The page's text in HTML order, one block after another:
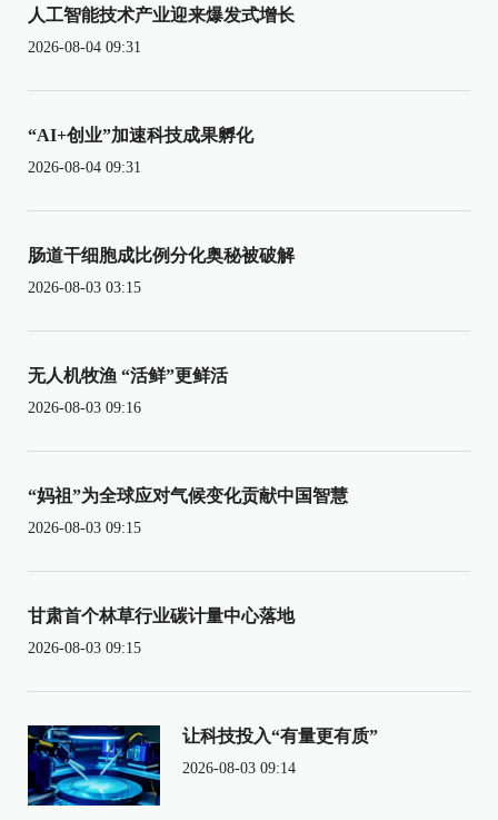
人工智能技术产业迎来爆发式增长
2026-08-04 09:31
“AI+创业”加速科技成果孵化
2026-08-04 09:31
肠道干细胞成比例分化奥秘被破解
2026-08-03 03:15
无人机牧渔 “活鲜”更鲜活
2026-08-03 09:16
“妈祖”为全球应对气候变化贡献中国智慧
2026-08-03 09:15
甘肃首个林草行业碳计量中心落地
2026-08-03 09:15
让科技投入“有量更有质”
2026-08-03 09:14